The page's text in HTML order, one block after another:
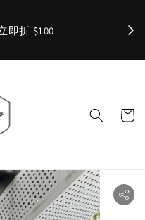
即折 $100 ✨